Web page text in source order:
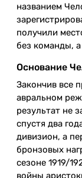
названием
получили
без команды,
Основание
Закончив все
авральном
результат не
спустя два
дивизион, а
бронзовых
сезоне 1919/
войны